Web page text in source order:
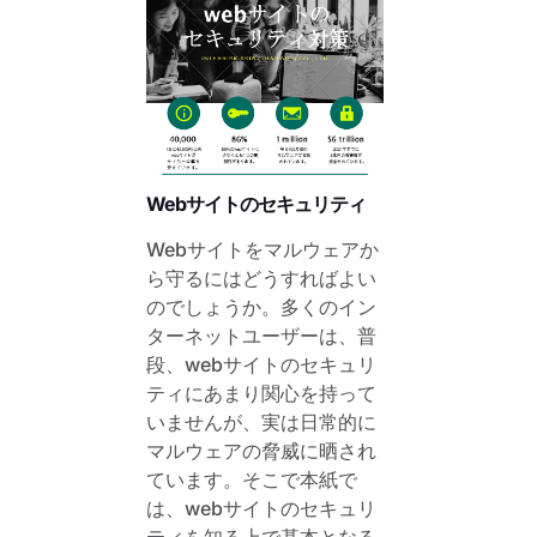
Webサイトのセキュリティ
Webサイトをマルウェアか
ら守るにはどうすればよい
のでしょうか。多くのイン
ターネットユーザーは、普
段、webサイトのセキュリ
ティにあまり関心を持って
いませんが、実は日常的に
マルウェアの脅威に晒され
ています。そこで本紙で
は、webサイトのセキュリ